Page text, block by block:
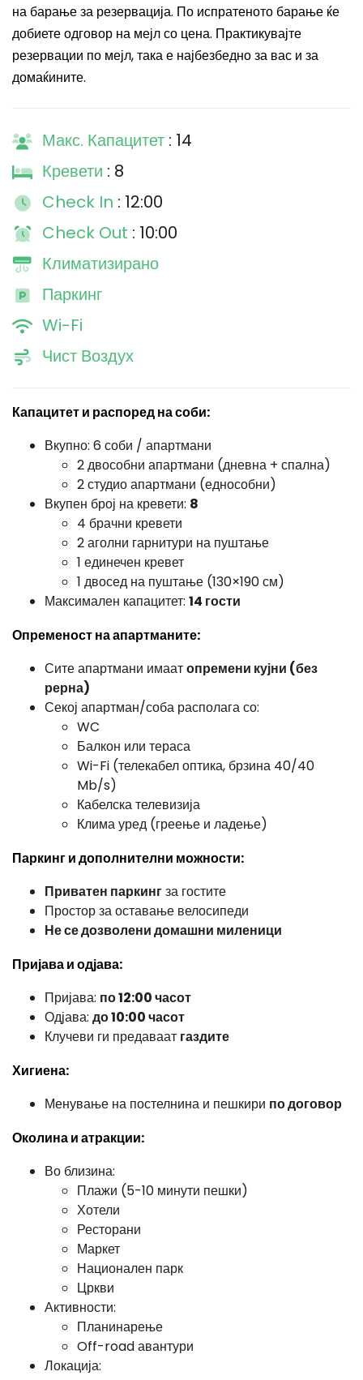
на барање за резервација. По испратеното барање ќе
добиете одговор на мејл со цена. Практикувајте
резервации по мејл, така е најбезбедно за вас и за
домаќините.
Макс. Капацитет : 14
Кревети : 8
Check In : 12:00
Check Out : 10:00
Климатизирано
Паркинг
Wi-Fi
Чист Воздух
Капацитет и распоред на соби:
Вкупно: 6 соби / апартмани
2 двособни апартмани (дневна + спална)
2 студио апартмани (еднособни)
Вкупен број на кревети: 8
4 брачни кревети
2 аголни гарнитури на пуштање
1 единечен кревет
1 двосед на пуштање (130×190 см)
Максимален капацитет: 14 гости
Опременост на апартманите:
Сите апартмани имаатопремени кујни (без
рерна)
Секој апартман/соба располага со:
WC
Балкон или тераса
Wi-Fi (телекабел оптика, брзина 40/40
Mb/s)
Кабелска телевизија
Клима уред (греење и ладење)
Паркинг и дополнителни можности:
Приватен паркингза гостите
Простор за оставање велосипеди
Не се дозволени домашни миленици
Пријава и одјава:
Пријава: по 12:00 часот
Одјава: до 10:00 часот
Клучеви ги предаваат газдите
Хигиена:
Менување на постелнина и пешкири по договор
Околина и атракции:
Во близина:
Плажи (5-10 минути пешки)
Хотели
Ресторани
Маркет
Национален парк
Цркви
Активности:
Планинарење
Off-road авантури
Локација: